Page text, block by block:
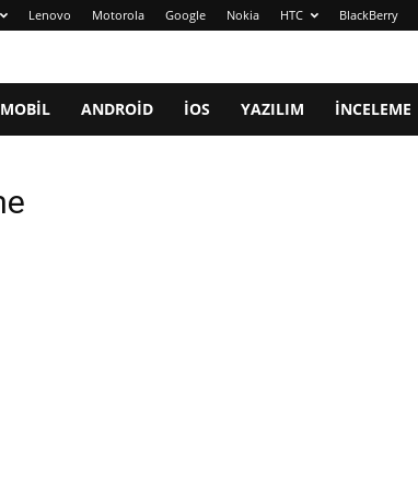
Lenovo Motorola Google Nokia HTC BlackBerry
MOBIL ANDROID IOS YAZILIM İNCELEME